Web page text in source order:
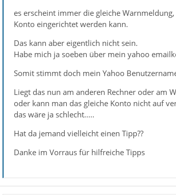
es erscheint immer die gleiche
Konto eingerichtet werden kann.
Das kann aber eigentlich nicht sein.
Habe mich ja soeben über mein yahoo
Somit stimmt doch mein Yahoo
Liegt das nun am anderen Rechner oder am
oder kann man das gleiche Konto nicht auf
das wäre ja schlecht.....
Hat da jemand vielleicht einen Tipp??
Danke im Vorraus für hilfreiche Tipps